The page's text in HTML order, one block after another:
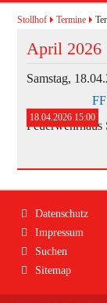
Maiersdorf
Stollhof
Netting
Navigation
überspringen
Aktuelles
Mannschaft
Jugend
Ausrüstung
Kontakt
Stollhof Termine
April 2026
Samstag,
18.04.2026 15:00
Navigation
Datenschutz
Impressum
Suchen
Sitemap